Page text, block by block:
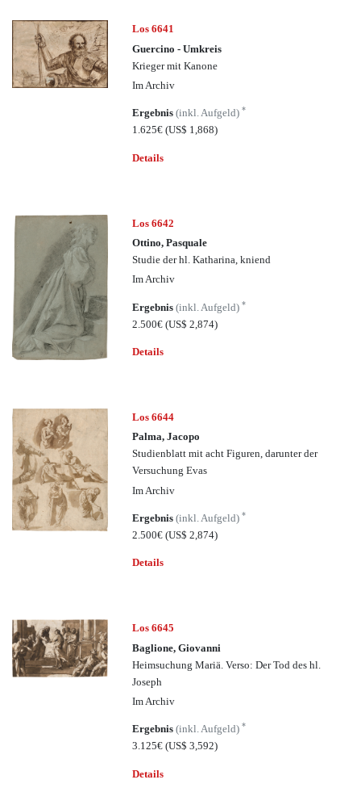
Los 6641
Guercino - Umkreis
Krieger mit Kanone
Im Archiv
Ergebnis(inkl. Aufgeld)*
1.625€(US$ 1,868)
Details
Los 6642
Ottino, Pasquale
Studie der hl. Katharina, kniend
Im Archiv
Ergebnis(inkl. Aufgeld)*
2.500€(US$ 2,874)
Details
Los 6644
Palma, Jacopo
Studienblatt mit acht Figuren, darunter der
Versuchung Evas
Im Archiv
Ergebnis(inkl. Aufgeld)*
2.500€(US$ 2,874)
Details
Los 6645
Baglione, Giovanni
Heimsuchung Mariä. Verso: Der Tod des hl.
Joseph
Im Archiv
Ergebnis(inkl. Aufgeld)*
3.125€(US$ 3,592)
Details